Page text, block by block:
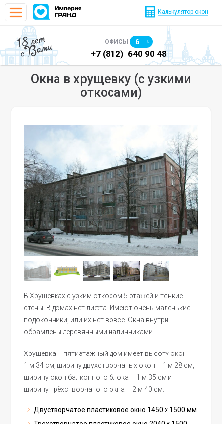
Калькулятор окон
18 лет
с Вами ОФИСЫ 6
640 90 48 +7 (812) 640 90 48
Окна в хрущевку (с узкими
откосами)
В Хрущевках с узким откосом 5 этажей и тонкие
стены. В домах нет лифта. Имеют очень маленькие
подоконники, или их нет вовсе. Окна внутри
обрамлены деревянными наличниками
Хрущевка – пятиэтажный дом имеет высоту окон –
1 м 34 см, ширину двухстворчатых окон – 1 м 28 см,
ширину окон балконного блока – 1 м 35 см и
ширину трёхстворчатого окна – 2 м 40 см.
Двустворчатое пластиковое окно 1450 х 1500 мм